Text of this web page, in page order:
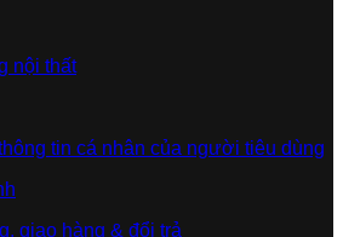
nội thất
tin cá nhân của người tiêu dùng
giao hàng & đổi trả